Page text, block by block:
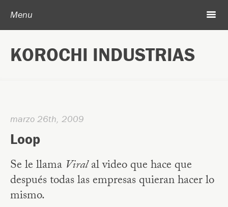
KOROCHI INDUSTRIAS
Menu m
Archivo
marzo 26th, 2009
Loop
Se le llama Viralal video que hace que
después todas las empresas quieran hacer lo
mismo.